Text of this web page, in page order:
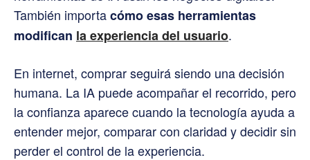
También importacómo esas herramientas
modifican la experiencia del usuario.
En internet, comprar seguirá siendo una decisión
humana. La IA puede acompañar el recorrido, pero
la confianza aparece cuando la tecnología ayuda a
entender mejor, comparar con claridad y decidir sin
perder el control de la experiencia.